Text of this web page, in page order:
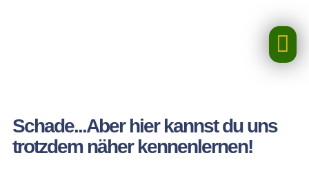
Schade...Aber hier kannst du uns
trotzdem näher kennenlernen!